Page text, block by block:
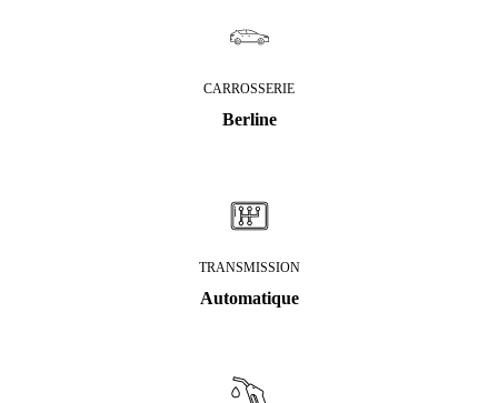
CARROSSERIE
Berline
TRANSMISSION
Automatique